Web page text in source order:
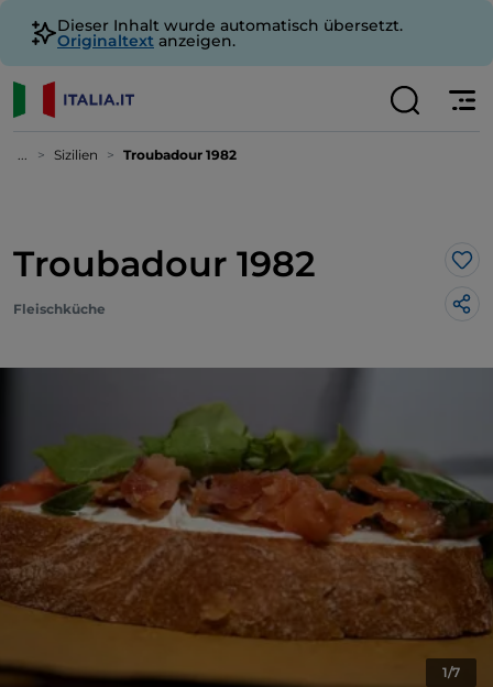
Dieser Inhalt wurde automatisch übersetzt.
Originaltext anzeigen.
... Sizilien Troubadour 1982
Troubadour 1982
Fleischküche
1/7